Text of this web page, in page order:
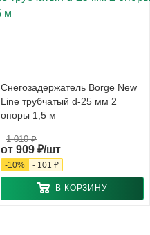
Снегозадержатель Borge New
Line трубчатый d-25 мм 2
опоры 1,5 м
от 909 ₽/шт
1 010 ₽
-10% - 101 ₽
В КОРЗИНУ